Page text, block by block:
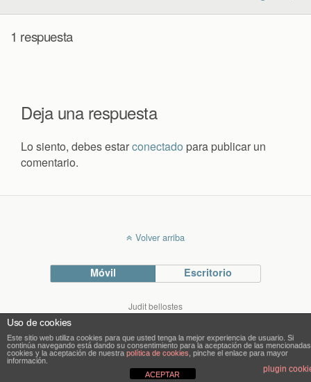
1 respuesta
Deja una respuesta
Lo siento, debes estarconectado para publicar un
comentario.
Volver arriba
Móvil Escritorio
Judit bellostes
Blog de arquitectura
Uso de cookies
Este sitio web utiliza cookies para que usted tenga la mejor experiencia de usuario. Si
continúa navegando está dando su consentimiento para la aceptación de las mencionadas
cookies y la aceptación de nuestra política de cookies , pinche el enlace para mayor
información.
plugin
ACEPTAR